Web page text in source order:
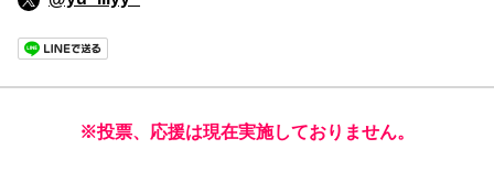
※投票、応援は現在実施しておりません。